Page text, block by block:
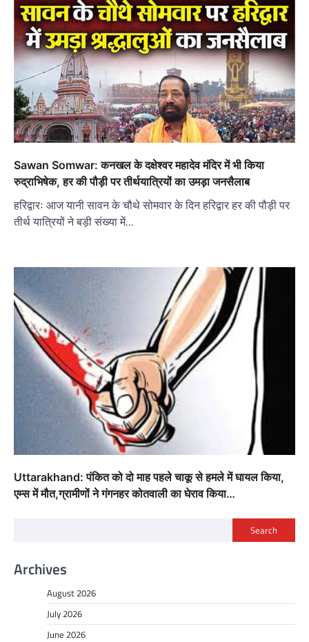
Sawan Somwar: कनखल के दक्षेश्वर महादेव मंदिर में भी किया
रुद्राभिषेक, हर की पौड़ी पर तीर्थयात्रियों का उमड़ा जनसैलाब
हरिद्वारः आज यानी सावन के चौथे सोमवार के दिन हरिद्वार हर की पौड़ी पर
तीर्थ यात्रियों ने बड़ी संख्या में…
Uttarakhand: पंकित को दो माह पहले चाकू से हमले में घायल किया,
एम्स में मौत,ग्रामीणों ने गंगनहर कोतवाली का घेराव किया…
Search
Archives
August 2026
July 2026
June 2026